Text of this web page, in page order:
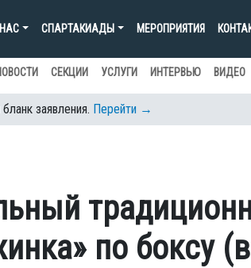
СПАРТАКИАДЫ МЕРОПРИЯТИЯ
СЕКЦИИ УСЛУГИ ИНТЕРВЬЮ ВИДЕО
заявления. Перейти →
по боксу